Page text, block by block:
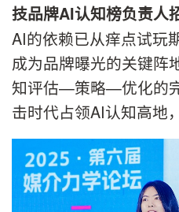
技品牌AI认知榜负责人
AI的依赖已从痒点试玩
成为品牌曝光的关键阵
知评估—策略—优化的
击时代占领AI认知高地